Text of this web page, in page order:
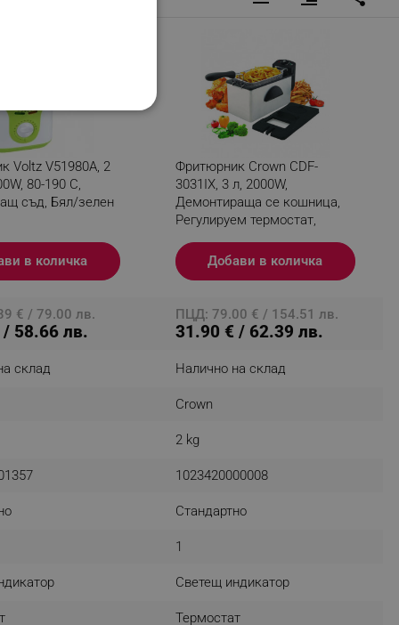
Voltz V51980A, 2
80-190 C,
съд, Бял/зелен
в количка
Фритюрник Crown CDF-
3031IX, 3 л, 2000W,
Демонтираща се кошница,
Регулируем термостат,
Добави в количка
€ / 79.00 лв.
58.66 лв.
ПЦД: 79.00 € / 154.51 лв.
31.90 € / 62.39 лв.
склад Налично на склад
Crown
2 kg
1023420000008
Стандартно
1
Светещ индикатор
Термостат
и управление на
visitors. The lifetime
visitor sessions
is asked for web push
is a test user and can
disabled tracking,